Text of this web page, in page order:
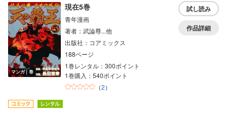
マンガ｜巻
現在5巻
青年漫画
著者：武論尊...他
出版社：コアミックス
188ページ
1巻レンタル：300ポイント
1巻購入：540ポイント
（2）
試し読み
作品詳細